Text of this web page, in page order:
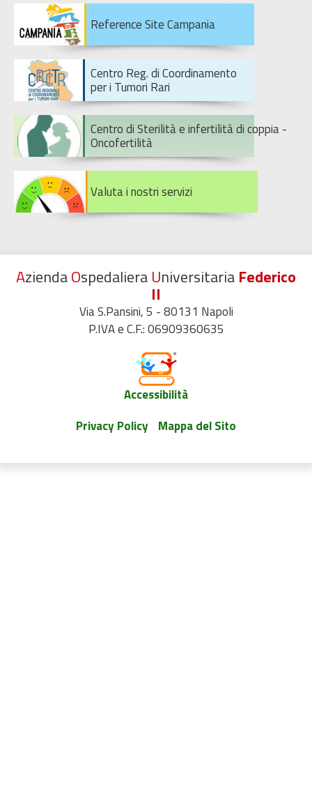
Reference Site Campania
Centro Reg. di Coordinamento
per i Tumori Rari
Centro di Sterilità e infertilità di coppia -
Oncofertilità
Valuta i nostri servizi
AziendaOspedaliera Universitaria Federico
II
Via S.Pansini, 5 - 80131 Napoli
P.IVA e C.F.: 06909360635
Accessibilità
Privacy Policy Mappa del Sito